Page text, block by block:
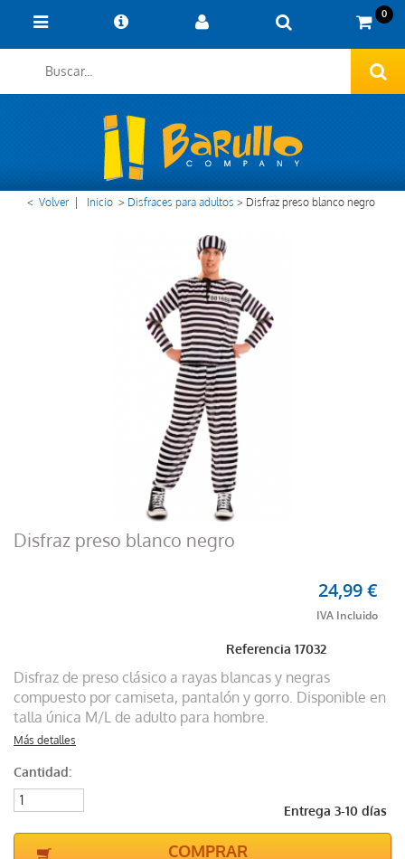
0
< Volver Inicio > Disfraces para adultos > Disfraz preso blanco negro
Disfraz preso blanco negro
Referencia17032
24,99 €
Disfraz de preso clásico a rayas blancas y negras
compuesto por camiseta, pantalón y gorro. Disponible en
talla única M/L de adulto para hombre.
Más detalles
Cantidad:
Entrega 3-10 días
COMPRAR